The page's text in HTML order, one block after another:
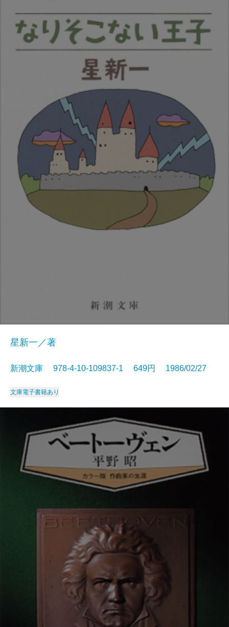
星新一／著
新潮文庫 978-4-10-109837-1 649円 1986/02/27
文庫電子書籍あり